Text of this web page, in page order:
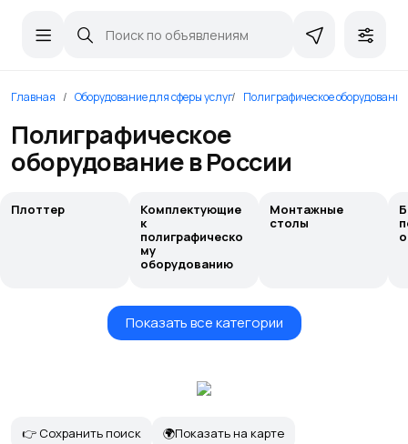
Главная Оборудование для сферы услуг Полиграфическое оборудование
Полиграфическое
оборудование в России
Плоттер
Комплектующие
к
полиграфическо
му
оборудованию
Монтажные
столы
Показать все категории
👉 Сохранить поиск 🌍Показать на карте